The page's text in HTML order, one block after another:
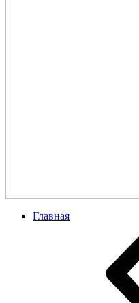
Главная